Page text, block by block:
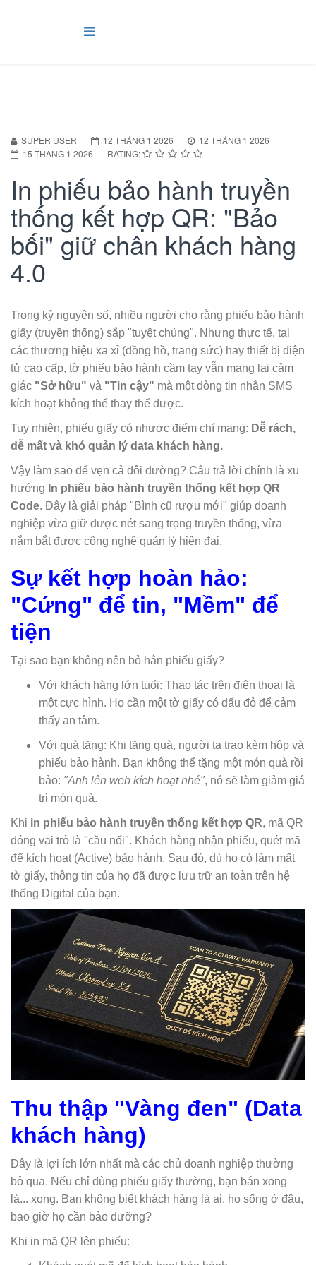
SUPER USER 12 THÁNG 1 2026
12 THÁNG 1 2026
15 THÁNG 1 2026
RATING:
In phiếu bảo hành truyền
thống kết hợp QR: "Bảo
bối" giữ chân khách hàng
4.0
Trong kỷ nguyên số, nhiều người cho rằng phiếu bảo hành
giấy (truyền thống) sắp "tuyệt chủng". Nhưng thực tế, tại
các thương hiệu xa xỉ (đồng hồ, trang sức) hay thiết bị điện
tử cao cấp, tờ phiếu bảo hành cầm tay vẫn mang lại cảm
giác "Sở hữu" và "Tin cậy" mà một dòng tin nhắn SMS
kích hoạt không thể thay thế được.
Tuy nhiên, phiếu giấy có nhược điểm chí mạng: Dễ rách,
dễ mất và khó quản lý data khách hàng.
Vậy làm sao để vẹn cả đôi đường? Câu trả lời chính là xu
hướng In phiếu bảo hành truyền thống kết hợp QR
Code. Đây là giải pháp "Bình cũ rượu mới" giúp doanh
nghiệp vừa giữ được nét sang trọng truyền thống, vừa
nắm bắt được công nghệ quản lý hiện đại.
Sự kết hợp hoàn hảo:
"Cứng" để tin, "Mềm" để
tiện
Tại sao bạn không nên bỏ hẳn phiếu giấy?
Với khách hàng lớn tuổi: Thao tác trên điện thoại là
một cực hình. Họ cần một tờ giấy có dấu đỏ để cảm
thấy an tâm.
Với quà tặng: Khi tặng quà, người ta trao kèm hộp và
phiếu bảo hành. Bạn không thể tặng một món quà rồi
bảo: "Anh lên web kích hoạt nhé", nó sẽ làm giảm giá
trị món quà.
Khi in phiếu bảo hành truyền thống kết hợp QR, mã QR
đóng vai trò là "cầu nối". Khách hàng nhận phiếu, quét mã
để kích hoạt (Active) bảo hành. Sau đó, dù họ có làm mất
tờ giấy, thông tin của họ đã được lưu trữ an toàn trên hệ
thống Digital của bạn.
Thu thập "Vàng đen" (Data
khách hàng)
Đây là lợi ích lớn nhất mà các chủ doanh nghiệp thường
bỏ qua. Nếu chỉ dùng phiếu giấy thường, bạn bán xong
là... xong. Bạn không biết khách hàng là ai, họ sống ở đâu,
bao giờ họ cần bảo dưỡng?
Khi in mã QR lên phiếu: